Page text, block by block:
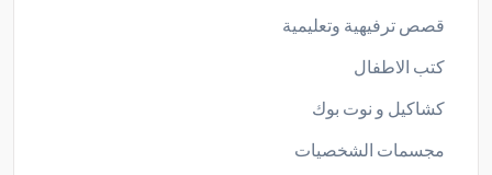
قصص ترفيهية وتعليمية
كتب الاطفال
كشاكيل و نوت بوك
مجسمات الشخصيات